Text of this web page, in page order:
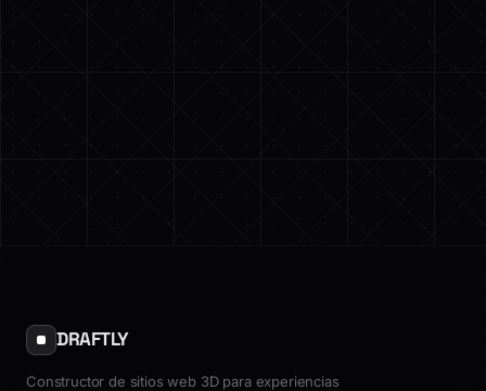
DRAFTLY
Constructor de sitios web 3D para experiencias